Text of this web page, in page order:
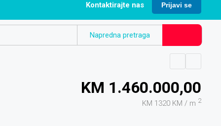
Kontaktirajte nas Prijavi se
Napredna pretraga
KM 1.460.000,00
KM 1320 KM / m 2